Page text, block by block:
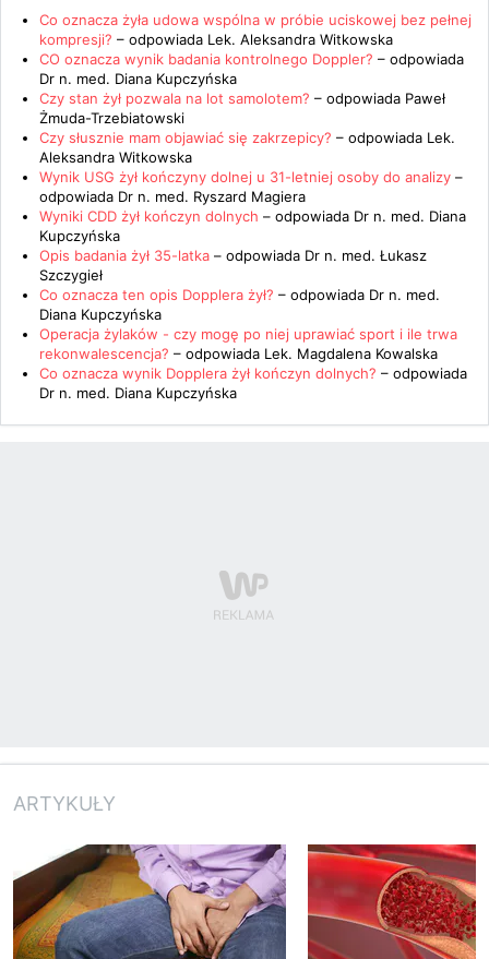
Co oznacza żyła udowa wspólna w próbie uciskowej bez pełnej
kompresji? – odpowiada Lek. Aleksandra Witkowska
CO oznacza wynik badania kontrolnego Doppler? – odpowiada
Dr n. med. Diana Kupczyńska
Czy stan żył pozwala na lot samolotem? – odpowiada Paweł
Żmuda-Trzebiatowski
Czy słusznie mam objawiać się zakrzepicy? – odpowiada Lek.
Aleksandra Witkowska
Wynik USG żył kończyny dolnej u 31-letniej osoby do analizy –
odpowiada Dr n. med. Ryszard Magiera
Wyniki CDD żył kończyn dolnych – odpowiada Dr n. med. Diana
Kupczyńska
Opis badania żył 35-latka – odpowiada Dr n. med. Łukasz
Szczygieł
Co oznacza ten opis Dopplera żył? – odpowiada Dr n. med.
Diana Kupczyńska
Operacja żylaków - czy mogę po niej uprawiać sport i ile trwa
rekonwalescencja? – odpowiada Lek. Magdalena Kowalska
Co oznacza wynik Dopplera żył kończyn dolnych? – odpowiada
Dr n. med. Diana Kupczyńska
ARTYKUŁY